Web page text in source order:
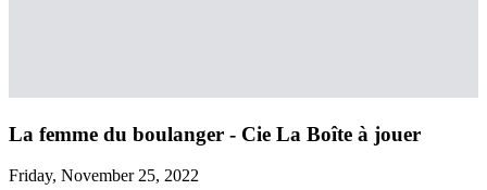
La femme du boulanger - Cie La Boîte à jouer
Friday, November 25, 2022